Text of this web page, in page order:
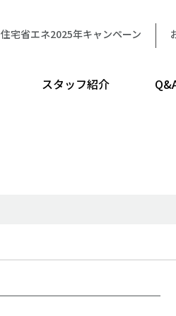
住宅省エネ2025年キャンペーン
スタッフ紹介